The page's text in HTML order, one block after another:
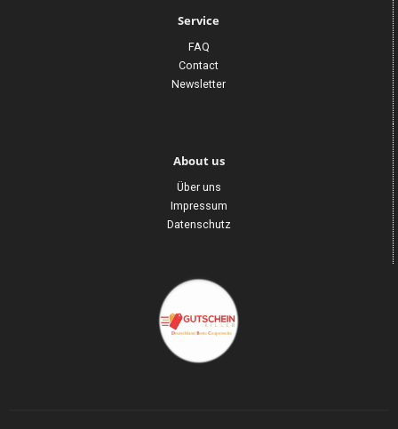
Service
FAQ
Contact
Newsletter
About us
Über uns
Impressum
Datenschutz